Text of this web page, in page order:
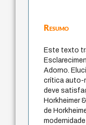
Resumo
Este texto
Adorno.
crítica auto-
deve
Horkheimer
de